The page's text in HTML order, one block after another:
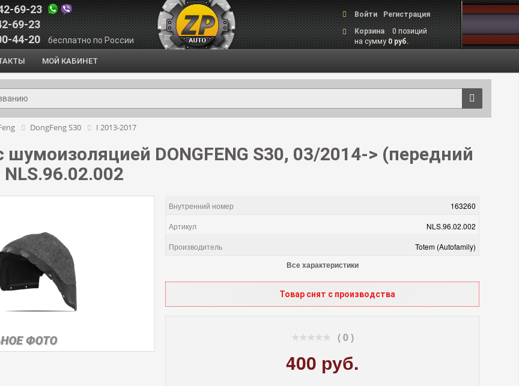
69-23
69-23
44-20 бесплатно по России
Войти
Регистрация
Корзина
0 позиций
на сумму0 руб.
МОЙ КАБИНЕТ
DongFeng S30 I 2013-2017
DONGFENG S30, 03/2014-> (передний
Внутренний номер
163260
Артикул
NLS.96.02.002
Производитель
Totem (Autofamily)
Все характеристики
Товар снят с производства
( 0 )
400 руб.